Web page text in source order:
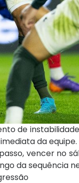
de
da equipe.
vencer no
da sequência